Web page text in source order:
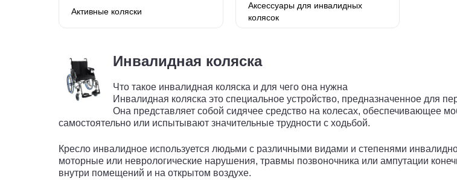
Активные коляски
Аксессуары для инвалидных
колясок
Инвалидная коляска
Что такое инвалидная коляска и для чего она нужна
Инвалидная коляска это специальное устройство, предназначенное для
Она представляет собой сидячее средство на колесах, обеспечивающее
самостоятельно или испытывают значительные трудности с ходьбой.
Кресло инвалидное используется людьми с различными видами и степенями
моторные или неврологические нарушения, травмы позвоночника или ампутации
внутри помещений и на открытом воздухе.